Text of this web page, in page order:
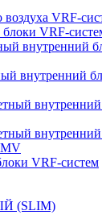
воздуха VRF-
VRF-
внутренний
внутренний
VRF-систем
(SLIM)